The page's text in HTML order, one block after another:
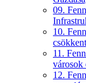
09.
10.
11.
városok
12.